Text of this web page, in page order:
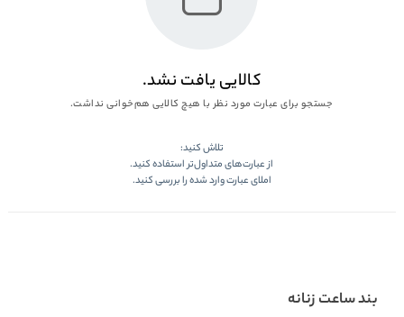
کالایی یافت نشد.
جستجو برای عبارت مورد نظر با هیچ کالایی هم‌خوانی نداشت.
تلاش کنید:
از عبارت‌های متداول‌تر استفاده کنید.
املای عبارت وارد شده را بررسی کنید.
بند ساعت زنانه